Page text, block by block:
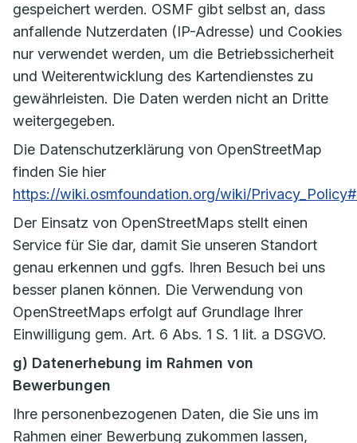
gespeichert werden. OSMF gibt selbst an, dass
anfallende Nutzerdaten (IP-Adresse) und Cookies
nur verwendet werden, um die Betriebssicherheit
und Weiterentwicklung des Kartendienstes zu
gewährleisten. Die Daten werden nicht an Dritte
weitergegeben.
Die Datenschutzerklärung von OpenStreetMap
finden Sie hier
https://wiki.osmfoundation.org/wiki/
Der Einsatz von OpenStreetMaps stellt einen
Service für Sie dar, damit Sie unseren Standort
genau erkennen und ggfs. Ihren Besuch bei uns
besser planen können. Die Verwendung von
OpenStreetMaps erfolgt auf Grundlage Ihrer
Einwilligung gem. Art. 6 Abs. 1 S. 1 lit. a DSGVO.
g) Datenerhebung im Rahmen von
Bewerbungen
Ihre personenbezogenen Daten, die Sie uns im
Rahmen einer Bewerbung zukommen lassen,